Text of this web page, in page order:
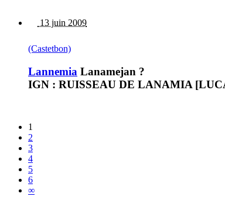
13 juin 2009
(Castetbon)
Lannemia Lanamejan ?
IGN : RUISSEAU DE LANAMIA
1
2
3
4
5
6
∞